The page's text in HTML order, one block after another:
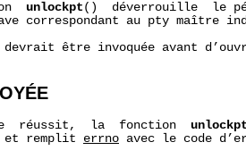
unlockpt ()  déverrouille  le
correspondant au pty maître
être invoquée avant
réussit,  la  fonction
et remplit
errno avec le code